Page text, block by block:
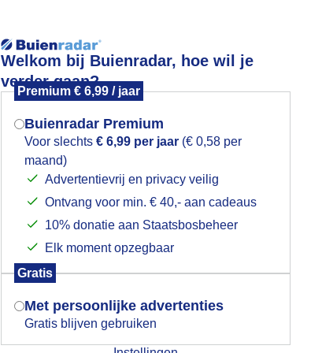
Welkom bij Buienradar, hoe wil je
verder gaan?
Premium € 6,99 / jaar
Buienradar Premium
Voor slechts € 6,99 per jaar (€ 0,58 per
maand)
Advertentievrij en privacy veilig
Ontvang voor min. € 40,- aan cadeaus
10% donatie aan Staatsbosbeheer
Elk moment opzegbaar
Gratis
Met persoonlijke advertenties
Gratis blijven gebruiken
Weerzine
Mogen we je locatie gebruiken voor
het weer?
Indien je hier nog geen akkoord op hebt
gegeven, verschijnt er zo een pop-up uit
je browser waarin deze toestemming
gevraagd wordt.